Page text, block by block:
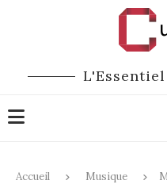
Accueil Musique